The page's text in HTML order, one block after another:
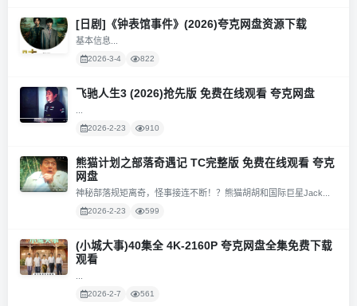
[日剧]《钟表馆事件》(2026)夸克网盘资源下载
基本信息...
2026-3-4 822
飞驰人生3 (2026)抢先版 免费在线观看 夸克网盘
2026-2-23 910
熊猫计划之部落奇遇记 TC完整版 免费在线观看 夸克
网盘
神秘部落规矩离奇，怪事接连不断！？熊猫胡胡和国际巨星Jack...
2026-2-23 599
(小城大事)40集全 4K-2160P 夸克网盘全集免费下载
观看
2026-2-7 561